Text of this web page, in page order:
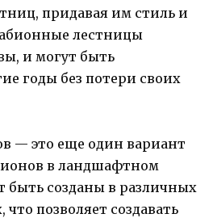
придавая им стиль и
лестницы
и могут быть
годы без потери своих
— это еще один вариант
в ландшафтном
быть созданы в различных
позволяет создавать